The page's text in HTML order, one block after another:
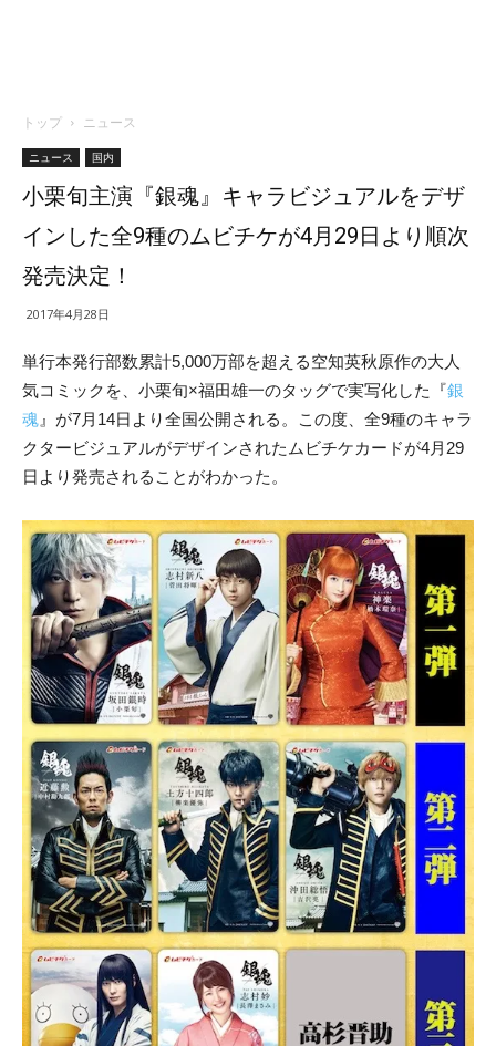
トップ ニュース
ニュース 国内
小栗旬主演『銀魂』キャラビジュアルをデザ
インした全9種のムビチケが4月29日より順次
発売決定！
2017年4月28日
単行本発行部数累計5,000万部を超える空知英秋原作の大人
気コミックを、小栗旬×福田雄一のタッグで実写化した『銀
魂 』が7月14日より全国公開される。この度、全9種のキャラ
クタービジュアルがデザインされたムビチケカードが4月29
日より発売されることがわかった。